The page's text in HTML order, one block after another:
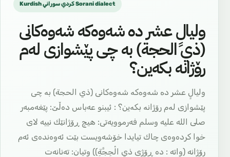
Kurdish كردي سوراني Sorani dialect
وليالٍ عشر دە شەوەکە شەوەکانی
(ذي الحجة) بە چی پێشوازی لەم
رۆژانە بکەین؟
وليالٍ عشر دە شەوەکە شەوەکانی (ذي الحجة) بە چی
پێشوازی لەم رۆژانە بکەین؟ ‌: ئیبنو عه‌باس ده‌ڵێ: پێغه‌مبه‌ر
صلى الله عليه وسلم فه‌رموویه‌تى: هیچ ڕۆژانێك نییه‌ لای
خوا كرده‌وه‌ى چاك تیایدا خۆشه‌ویست بێت ئه‌وه‌نده‌ى ئه‌م
رۆژانه‌ (واته‌ : ده‌ ڕۆژی ذي الْحِجَّةِ)) وتیان: ته‌نانه‌ت